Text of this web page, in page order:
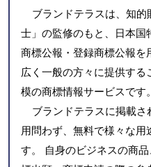
ブランドテラスは、知
士」の監修のもと、日本国
商標公報・登録商標公報を
広く一般の方々に提供す
模の商標情報サービスです。
ブランドテラスに掲載
用問わず、無料で様々な用
す。 自身のビジネスの商